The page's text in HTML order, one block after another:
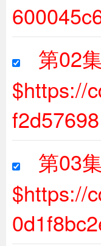
第02
$https://
f2d57698
第03
$https://